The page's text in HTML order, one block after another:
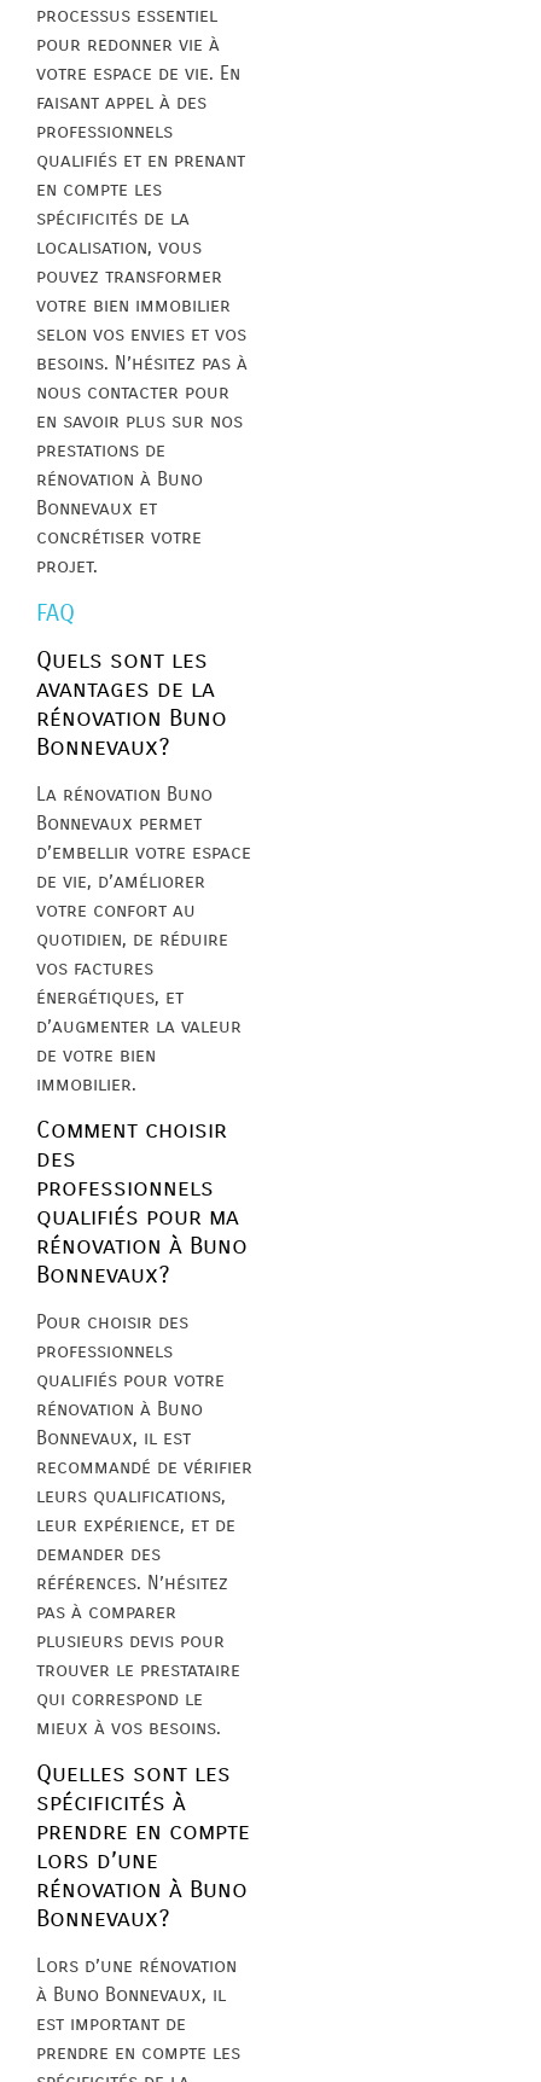
processus essentiel
pour redonner vie à
votre espace de vie. En
faisant appel à des
professionnels
qualifiés et en prenant
en compte les
spécificités de la
localisation, vous
pouvez transformer
votre bien immobilier
selon vos envies et vos
besoins. N’hésitez pas à
nous contacter pour
en savoir plus sur nos
prestations de
rénovation à Buno
Bonnevaux et
concrétiser votre
projet.
FAQ
Quels sont les
avantages de la
rénovation Buno
Bonnevaux?
La rénovation Buno
Bonnevaux permet
d’embellir votre espace
de vie, d’améliorer
votre confort au
quotidien, de réduire
vos factures
énergétiques, et
d’augmenter la valeur
de votre bien
immobilier.
Comment choisir
des
professionnels
qualifiés pour ma
rénovation à Buno
Bonnevaux?
Pour choisir des
professionnels
qualifiés pour votre
rénovation à Buno
Bonnevaux, il est
recommandé de vérifier
leurs qualifications,
leur expérience, et de
demander des
références. N’hésitez
pas à comparer
plusieurs devis pour
trouver le prestataire
qui correspond le
mieux à vos besoins.
Quelles sont les
spécificités à
prendre en compte
lors d’une
rénovation à Buno
Bonnevaux?
Lors d’une rénovation
à Buno Bonnevaux, il
est important de
prendre en compte les